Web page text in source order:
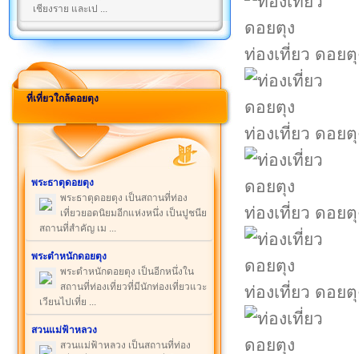
เชียงราย และเป ...
ที่เที่ยวใกล้ดอยตุง
พระธาตุดอยตุง
พระธาตุดอยตุง เป็นสถานที่ท่อง
เที่ยวยอดนิยมอีกแห่งหนึ่ง เป็นปูชนีย
สถานที่สำคัญ เม ...
พระตำหนักดอยตุง
พระตำหนักดอยตุง เป็นอีกหนึ่งใน
สถานที่ท่องเที่ยวที่มีนักท่องเที่ยวแวะ
เวียนไปเที่ย ...
สวนแม่ฟ้าหลวง
สวนแม่ฟ้าหลวง เป็นสถานที่ท่อง
ท่องเที่ยว ดอยตุ
ท่องเที่ยว ดอยตุ
ท่องเที่ยว ดอยตุ
ท่องเที่ยว ดอยตุ